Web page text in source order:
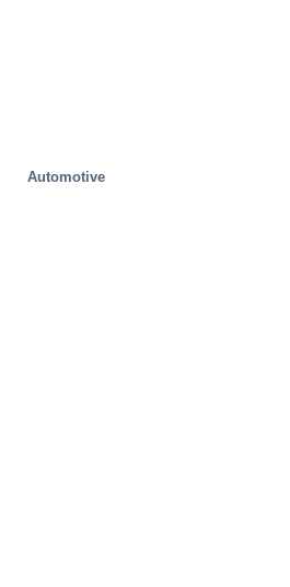
Zdrowie i medycyna
Automotive